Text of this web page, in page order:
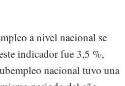
a nivel nacional se
indicador fue 3,5 %,
nacional tuvo una